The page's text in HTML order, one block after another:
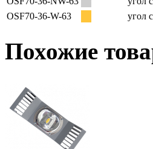
OSF70-36-W-63
угол
Похожие